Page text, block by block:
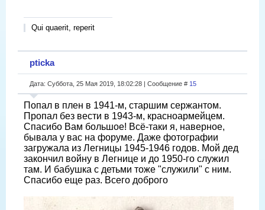
Qui quaerit, reperit
pticka
Дата: Суббота, 25 Мая 2019, 18:02:28 | Сообщение # 15
Попал в плен в 1941-м, старшим сержантом.
Пропал без вести в 1943-м, красноармейцем.
Спасибо Вам большое! Всё-таки я, наверное,
бывала у вас на форуме. Даже фотографии
загружала из Легницы 1945-1946 годов. Мой дед
закончил войну в Легнице и до 1950-го служил
там. И бабушка с детьми тоже "служили" с ним.
Спасибо еще раз. Всего доброго